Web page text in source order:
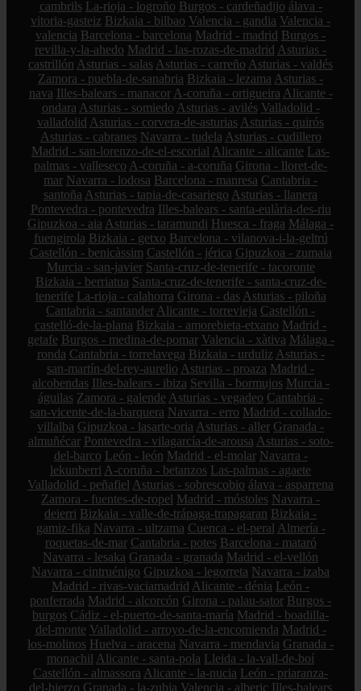
cambrils La-rioja - logroño Burgos - cardeñadijo álava -
vitoria-gasteiz Bizkaia - bilbao Valencia - gandia Valencia -
valencia Barcelona - barcelona Madrid - madrid Burgos -
revilla-y-la-ahedo Madrid - las-rozas-de-madrid Asturias -
castrillón Asturias - salas Asturias - carreño Asturias - valdés
Zamora - puebla-de-sanabria Bizkaia - lezama Asturias -
nava Illes-balears - manacor A-coruña - ortigueira Alicante -
ondara Asturias - somiedo Asturias - avilés Valladolid -
valladolid Asturias - corvera-de-asturias Asturias - quirós
Asturias - cabranes Navarra - tudela Asturias - cudillero
Madrid - san-lorenzo-de-el-escorial Alicante - alicante Las-
palmas - valleseco A-coruña - a-coruña Girona - lloret-de-
mar Navarra - lodosa Barcelona - manresa Cantabria -
santoña Asturias - tapia-de-casariego Asturias - llanera
Pontevedra - pontevedra Illes-balears - santa-eulària-des-riu
Gipuzkoa - aia Asturias - taramundi Huesca - fraga Málaga -
fuengirola Bizkaia - getxo Barcelona - vilanova-i-la-geltrú
Castellón - benicàssim Castellón - jérica Gipuzkoa - zumaia
Murcia - san-javier Santa-cruz-de-tenerife - tacoronte
Bizkaia - berriatua Santa-cruz-de-tenerife - santa-cruz-de-
tenerife La-rioja - calahorra Girona - das Asturias - piloña
Cantabria - santander Alicante - torrevieja Castellón -
castelló-de-la-plana Bizkaia - amorebieta-etxano Madrid -
getafe Burgos - medina-de-pomar Valencia - xàtiva Málaga -
ronda Cantabria - torrelavega Bizkaia - urduliz Asturias -
san-martín-del-rey-aurelio Asturias - proaza Madrid -
alcobendas Illes-balears - ibiza Sevilla - bormujos Murcia -
águilas Zamora - galende Asturias - vegadeo Cantabria -
san-vicente-de-la-barquera Navarra - erro Madrid - collado-
villalba Gipuzkoa - lasarte-oria Asturias - aller Granada -
almuñécar Pontevedra - vilagarcía-de-arousa Asturias - soto-
del-barco León - león Madrid - el-molar Navarra -
lekunberri A-coruña - betanzos Las-palmas - agaete
Valladolid - peñafiel Asturias - sobrescobio álava - asparrena
Zamora - fuentes-de-ropel Madrid - móstoles Navarra -
deierri Bizkaia - valle-de-trápaga-trapagaran Bizkaia -
gamiz-fika Navarra - ultzama Cuenca - el-peral Almería -
roquetas-de-mar Cantabria - potes Barcelona - mataró
Navarra - lesaka Granada - granada Madrid - el-vellón
Navarra - cintruénigo Gipuzkoa - legorreta Navarra - izaba
Madrid - rivas-vaciamadrid Alicante - dénia León -
ponferrada Madrid - alcorcón Girona - palau-sator Burgos -
burgos Cádiz - el-puerto-de-santa-maría Madrid - boadilla-
del-monte Valladolid - arroyo-de-la-encomienda Madrid -
los-molinos Huelva - aracena Navarra - mendavia Granada -
monachil Alicante - santa-pola Lleida - la-vall-de-boí
Castellón - almassora Alicante - la-nucia León - priaranza-
del-bierzo Granada - la-zubia Valencia - alberic Illes-balears